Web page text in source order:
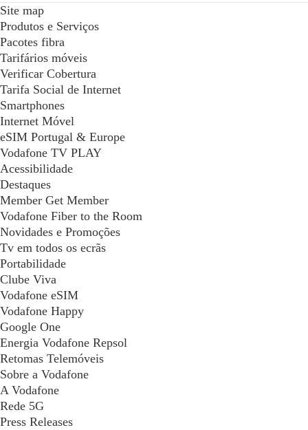
Site map
Produtos e Serviços
Pacotes fibra
Tarifários móveis
Verificar Cobertura
Tarifa Social de Internet
Smartphones
Internet Móvel
eSIM Portugal & Europe
Vodafone TV PLAY
Acessibilidade
Destaques
Member Get Member
Vodafone Fiber to the Room
Novidades e Promoções
Tv em todos os ecrãs
Portabilidade
Clube Viva
Vodafone eSIM
Vodafone Happy
Google One
Energia Vodafone Repsol
Retomas Telemóveis
Sobre a Vodafone
A Vodafone
Rede 5G
Press Releases